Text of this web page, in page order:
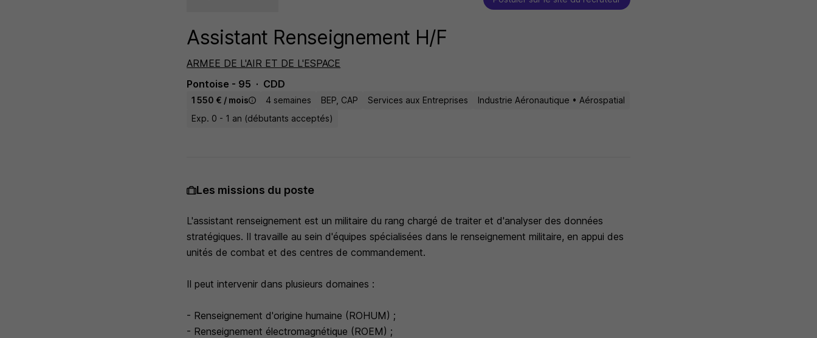
Assistant Renseignement H/F
ARMEE DE L'AIR ET DE L'ESPACE
Pontoise - 95
CDD
1 550 € / mois 4 semaines BEP, CAP Services aux Entreprises
Industrie Aéronautique • Aérospatial
Exp. 0 - 1 an (débutants acceptés)
Les missions du poste
L'assistant renseignement est un militaire du rang chargé de traiter et d'analyser des données
stratégiques. Il travaille au sein d'équipes spécialisées dans le renseignement militaire, en appui des
unités de combat et des centres de commandement.
Il peut intervenir dans plusieurs domaines :
- Renseignement d'origine humaine (ROHUM) ;
- Renseignement électromagnétique (ROEM) ;